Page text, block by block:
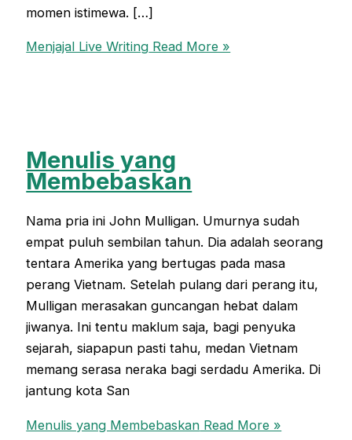
momen istimewa. […]
Menjajal Live Writing Read More »
Menulis yang
Membebaskan
Nama pria ini John Mulligan. Umurnya sudah
empat puluh sembilan tahun. Dia adalah seorang
tentara Amerika yang bertugas pada masa
perang Vietnam. Setelah pulang dari perang itu,
Mulligan merasakan guncangan hebat dalam
jiwanya. Ini tentu maklum saja, bagi penyuka
sejarah, siapapun pasti tahu, medan Vietnam
memang serasa neraka bagi serdadu Amerika. Di
jantung kota San
Menulis yang Membebaskan Read More »